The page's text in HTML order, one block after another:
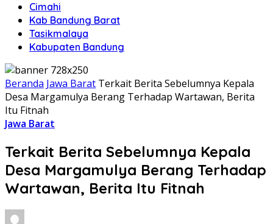
Cimahi
Kab Bandung Barat
Tasikmalaya
Kabupaten Bandung
Beranda Jawa Barat Terkait Berita Sebelumnya Kepala
Desa Margamulya Berang Terhadap Wartawan, Berita
Itu Fitnah
Jawa Barat
Terkait Berita Sebelumnya Kepala
Desa Margamulya Berang Terhadap
Wartawan, Berita Itu Fitnah